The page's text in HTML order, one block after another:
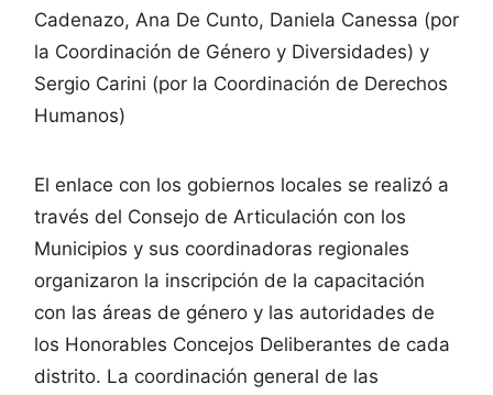
Cadenazo, Ana De Cunto, Daniela Canessa (por
la Coordinación de Género y Diversidades) y
Sergio Carini (por la Coordinación de Derechos
Humanos)
El enlace con los gobiernos locales se realizó a
través del Consejo de Articulación con los
Municipios y sus coordinadoras regionales
organizaron la inscripción de la capacitación
con las áreas de género y las autoridades de
los Honorables Concejos Deliberantes de cada
distrito. La coordinación general de las